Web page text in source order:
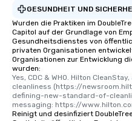
GESUNDHEIT UND
Wurden die Praktiken im
Capitol auf der Grundlage von
Gesundheitsdienstes von
privaten Organisationen
Organisationen zur Entwicklung
wurden:
Yes, CDC & WHO. Hilton
cleanliness (https://
defining-new-standard-of-
messaging: https://
Reinigt und desinfiziert